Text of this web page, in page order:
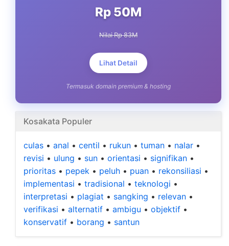
Rp 50M
Nilai Rp 83M
Lihat Detail
Termasuk domain premium & hosting
Kosakata Populer
culas • anal • centil • rukun • tuman • nalar •
revisi • ulung • sun • orientasi • signifikan •
prioritas • pepek • peluh • puan • rekonsiliasi •
implementasi • tradisional • teknologi •
interpretasi • plagiat • sangking • relevan •
verifikasi • alternatif • ambigu • objektif •
konservatif • borang • santun